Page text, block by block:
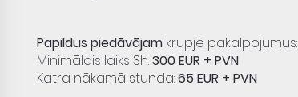
Papildus piedāvājam krupjē pakalpojumus:
Minimālais laiks 3h:300 EUR + PVN
Katra nākamā stunda:65 EUR + PVN